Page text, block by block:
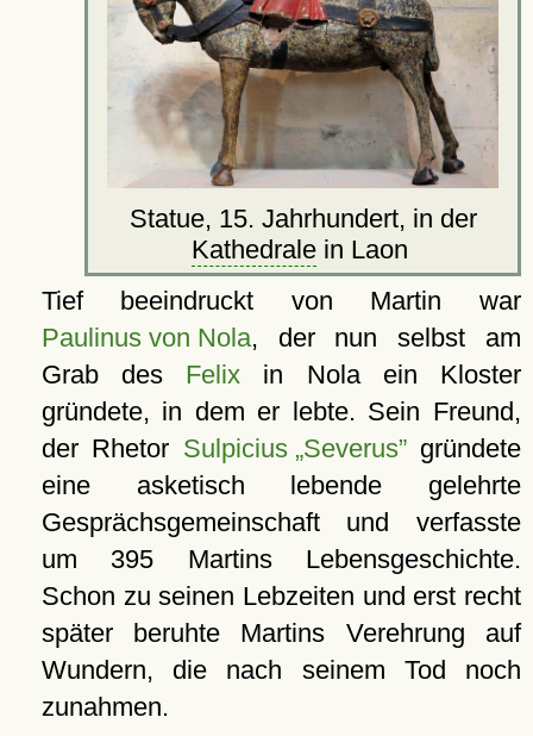
Statue, 15. Jahrhundert, in der
Kathedralein Laon
Tief beeindruckt von Martin war
Paulinus von Nola, der nun selbst am
Grab des Felix in Nola ein Kloster
gründete, in dem er lebte. Sein Freund,
der Rhetor Sulpicius „Severus”gründete
eine asketisch lebende gelehrte
Gesprächsgemeinschaft und verfasste
um 395 Martins Lebensgeschichte.
Schon zu seinen Lebzeiten und erst recht
später beruhte Martins Verehrung auf
Wundern, die nach seinem Tod noch
zunahmen.